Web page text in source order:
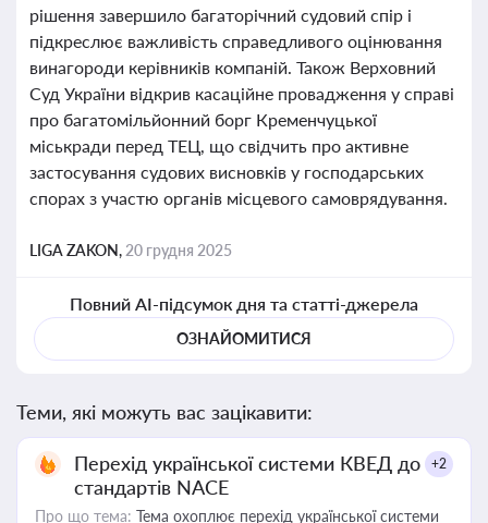
рішення завершило багаторічний судовий спір і
підкреслює важливість справедливого оцінювання
винагороди керівників компаній. Також Верховний
Суд України відкрив касаційне провадження у справі
про багатомільйонний борг Кременчуцької
міськради перед ТЕЦ, що свідчить про активне
застосування судових висновків у господарських
спорах з участю органів місцевого самоврядування.
LIGA ZAKON, 20 грудня 2025
Повний AI-підсумок дня та статті-джерела
ОЗНАЙОМИТИСЯ
Теми, які можуть вас зацікавити:
Перехід української системи КВЕД до
стандартів NACE
+2
Про що тема: Тема охоплює перехід української системи